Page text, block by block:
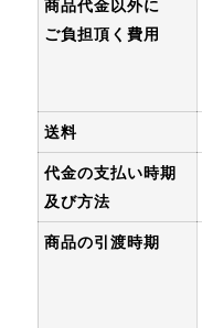
商品代金以外に
ご負担頂く費用
送料
代金の支払い時期
及び方法
商品の引渡時期